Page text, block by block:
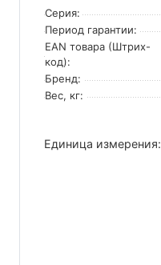
Серия:
Период гарантии:
EAN товара (Штрих-
код):
Бренд:
Вес, кг:
Единица измерения: